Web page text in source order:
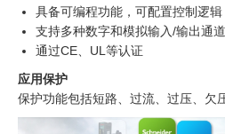
具备可编程功能，可配置控制逻辑
支持多种数字和模拟输入/输出通道
通过CE、UL等认证
应用保护
保护功能包括短路、过流、过压、欠